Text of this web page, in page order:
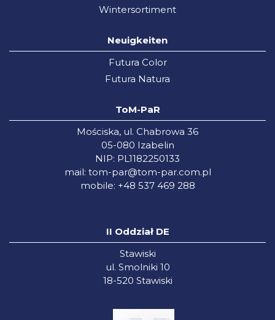
Wintersortiment
Neuigkeiten
Futura Color
Futura Natura
ToM-PaR
Mościska, ul. Chabrowa 36
05-080 Izabelin
NIP: PL1182250133
mail: tom-par@tom-par.com.pl
mobile: +48 537 469 288
II Oddział DE
Stawiski
ul. Smolniki 10
18-520 Stawiski